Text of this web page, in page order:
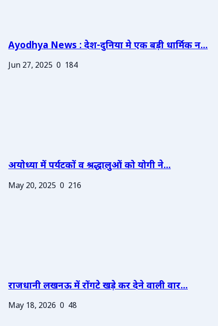
Ayodhya News : देश-दुनिया मे एक बड़ी धार्मिक न...
Jun 27, 2025 0 184
अयोध्या में पर्यटकों व श्रद्धालुओं को योगी ने...
May 20, 2025 0 216
राजधानी लखनऊ में रोंगटे खड़े कर देने वाली वार...
May 18, 2026 0 48